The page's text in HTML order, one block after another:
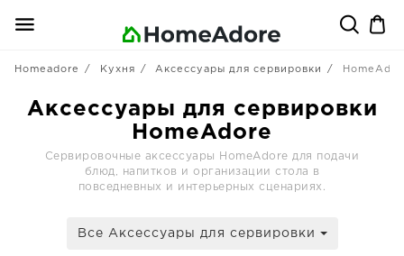
Homeadore Кухня Аксессуары для сервировки
Аксессуары для сервировки
HomeAdore
Сервировочные аксессуары HomeAdore для подачи
блюд, напитков и организации стола в
повседневных и интерьерных сценариях.
Все Аксессуары для сервировки